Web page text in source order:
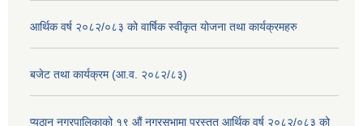
आर्थिक वर्ष २०८२/०८३ को वार्षिक स्वीकृत योजना तथा कार्यक्रमहरु
बजेट तथा कार्यक्रम (आ.व. २०८२/८३)
प्यूठान नगरपालिकाको १९ औं नगरसभामा प्रस्तुत आर्थिक वर्ष २०८२/०८३ को